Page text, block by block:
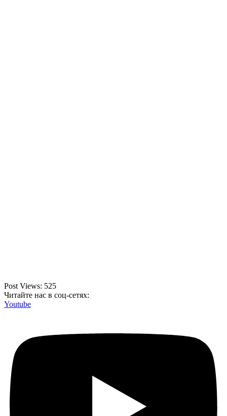
Post Views: 525
Читайте нас в соц-сетях:
Youtube